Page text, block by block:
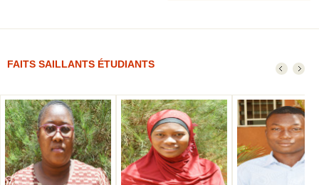
FAITS SAILLANTS ÉTUDIANTS